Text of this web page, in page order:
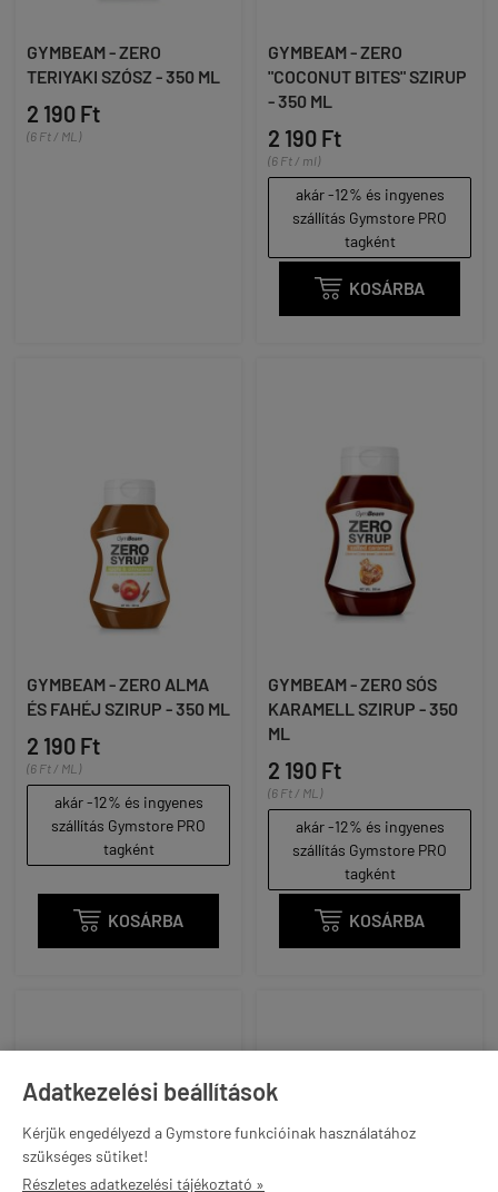
Adatkezelési beállítások
Kérjük engedélyezd a Gymstore funkcióinak használatához
szükséges sütiket!
Részletes adatkezelési tájékoztató »
GYMBEAM - ZERO
TERIYAKI SZÓSZ - 350 ML
2 190 Ft
(6 Ft / ML)
GYMBEAM - ZERO
"COCONUT BITES" SZIRUP
- 350 ML
2 190 Ft
(6 Ft / ml)
akár -12% és ingyenes
szállítás Gymstore PRO
tagként
 KOSÁRBA
GYMBEAM - ZERO ALMA
ÉS FAHÉJ SZIRUP - 350 ML
2 190 Ft
(6 Ft / ML)
akár -12% és ingyenes
szállítás Gymstore PRO
tagként
 KOSÁRBA
GYMBEAM - ZERO SÓS
KARAMELL SZIRUP - 350
ML
2 190 Ft
(6 Ft / ML)
akár -12% és ingyenes
szállítás Gymstore PRO
tagként
 KOSÁRBA